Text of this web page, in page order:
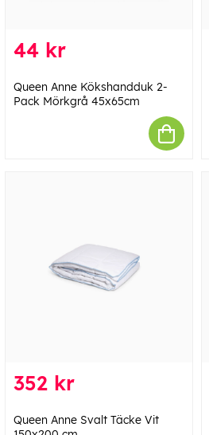
44 kr
Queen Anne Kökshandduk 2-
Pack Mörkgrå 45x65cm
352 kr
Queen Anne Svalt Täcke Vit